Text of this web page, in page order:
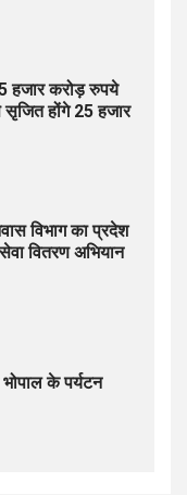
हजार करोड़ रुपये
होंगे 25 हजार
विभाग का प्रदेश
वितरण अभियान
के पर्यटन